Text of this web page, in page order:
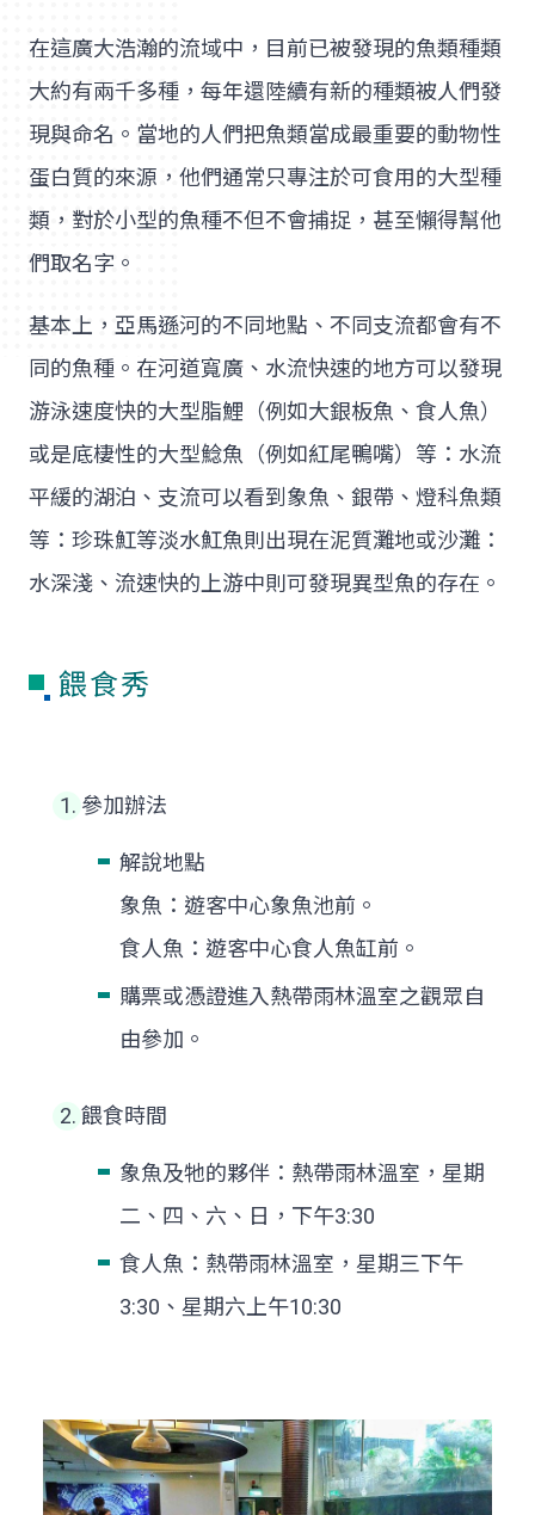
在這廣大浩瀚的流域中，目前已被發現的魚類種類
大約有兩千多種，每年還陸續有新的種類被人們發
現與命名。當地的人們把魚類當成最重要的動物性
蛋白質的來源，他們通常只專注於可食用的大型種
類，對於小型的魚種不但不會捕捉，甚至懶得幫他
們取名字。
基本上，亞馬遜河的不同地點、不同支流都會有不
同的魚種。在河道寬廣、水流快速的地方可以發現
游泳速度快的大型脂鯉（例如大銀板魚、食人魚）
或是底棲性的大型鯰魚（例如紅尾鴨嘴）等：水流
平緩的湖泊、支流可以看到象魚、銀帶、燈科魚類
等：珍珠魟等淡水魟魚則出現在泥質灘地或沙灘：
水深淺、流速快的上游中則可發現異型魚的存在。
餵食秀
參加辦法
解說地點
象魚：遊客中心象魚池前。
食人魚：遊客中心食人魚缸前。
購票或憑證進入熱帶雨林溫室之觀眾自
由參加。
餵食時間
象魚及牠的夥伴：熱帶雨林溫室，星期
二、四、六、日，下午3:30
食人魚：熱帶雨林溫室，星期三下午
3:30、星期六上午10:30